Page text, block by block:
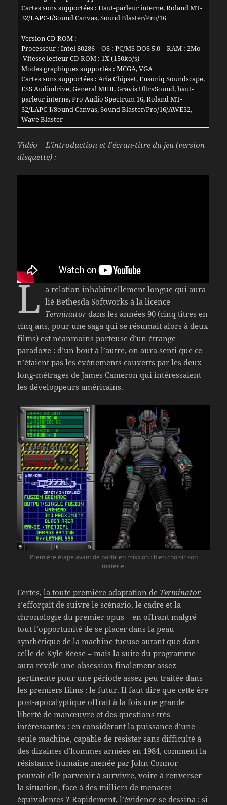
Cartes sons supportées : Haut-parleur interne, Roland MT-
32/LAPC-I/Sound Canvas, Sound Blaster/Pro/16
Version CD-ROM :
Processeur : Intel 80286 – OS : PC/MS-DOS 5.0 – RAM : 2Mo –
Vitesse lecteur CD-ROM : 1X (150ko/s)
Modes graphiques supportés : MCGA, VGA
Cartes sons supportées : Aria Chipset, Ensoniq Soundscape,
ESS Audiodrive, General MIDI, Gravis UltraSound, haut-
parleur interne, Pro Audio Spectrum 16, Roland MT-
32/LAPC-I/Sound Canvas, Sound Blaster/Pro/16/AWE32,
Wave Blaster
Vidéo – L’introduction et l’écran-titre du jeu (version
disquette) :
L a relation inhabituellement longue qui aura
lié Bethesda Softworks à la licence
Terminatordans les années 90 (cinq titres en
cinq ans, pour une saga qui se résumait alors à deux
films) est néanmoins porteuse d’un étrange
paradoxe : d’un bout à l’autre, on aura senti que ce
n’étaient pas les événements couverts par les deux
long-métrages de James Cameron qui intéressaient
les développeurs américains.
Première étape avant de partir en mission : bien choisir son
matériel
Certes,la toute première adaptation de Terminator
s’efforçait de suivre le scénario, le cadre et la
chronologie du premier opus – en offrant malgré
tout l’opportunité de se placer dans la peau
synthétique de la machine tueuse autant que dans
celle de Kyle Reese – mais la suite du programme
aura révélé une obsession finalement assez
pertinente pour une période assez peu traitée dans
les premiers films : le futur. Il faut dire que cette ère
post-apocalyptique offrait à la fois une grande
liberté de manœuvre et des questions très
intéressantes : en considérant la puissance d’une
seule machine, capable de résister sans difficulté à
des dizaines d’hommes armées en 1984, comment la
résistance humaine menée par John Connor
pouvait-elle parvenir à survivre, voire à renverser
la situation, face à des milliers de menaces
équivalentes ? Rapidement, l’évidence se dessina : si